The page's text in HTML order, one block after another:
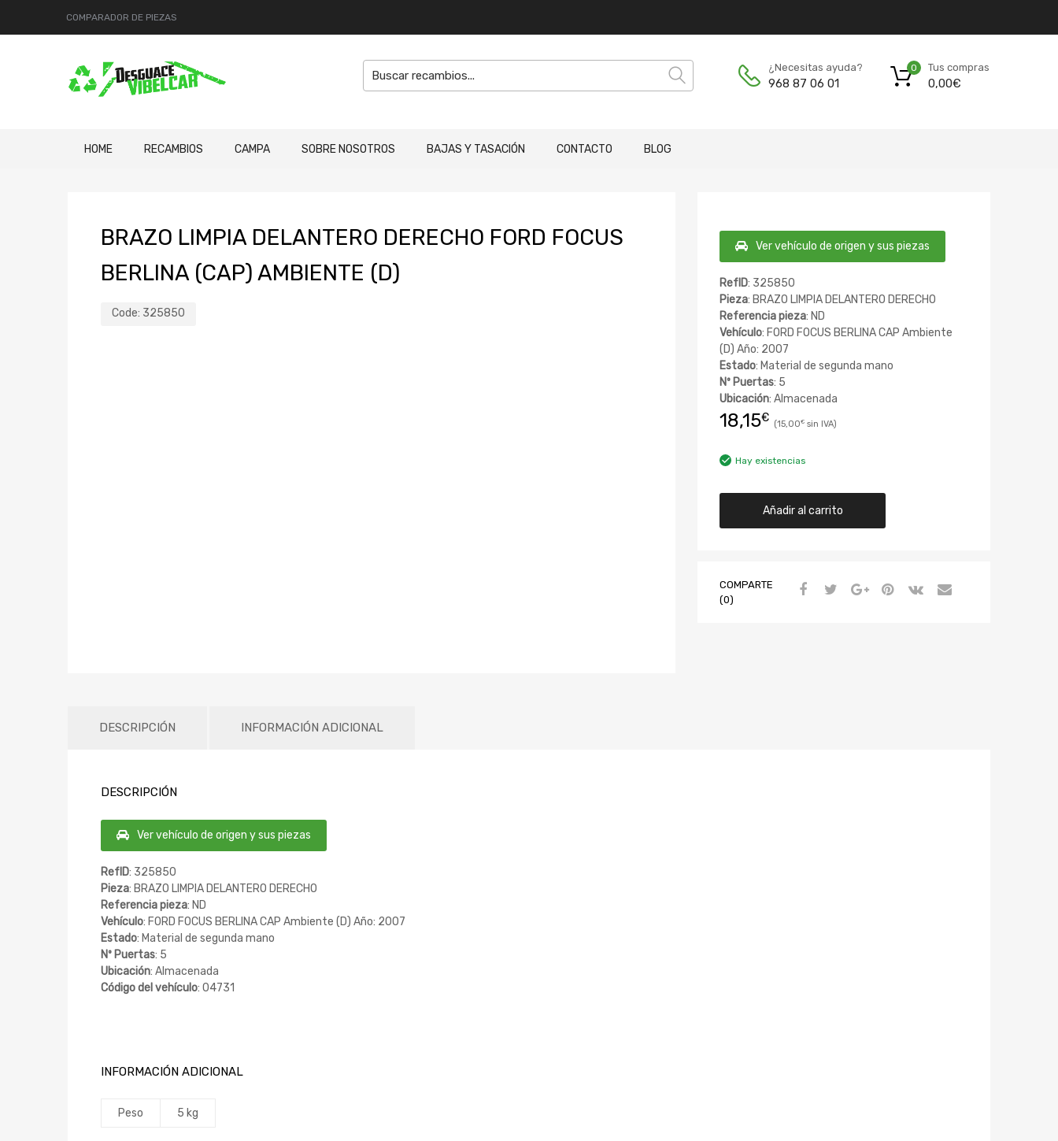
COMPARADOR DE PIEZAS
¿Necesitas ayuda?
968 87 06 01
Tus compras
0,00€
0
HOME RECAMBIOS CAMPA SOBRE NOSOTROS BAJAS Y TASACIÓN CONTACTO BLOG
BRAZO LIMPIA DELANTERO DERECHO FORD FOCUS
BERLINA (CAP) AMBIENTE (D)
Code: 325850
Ver vehículo de origen y sus piezas
RefID: 325850
Pieza: BRAZO LIMPIA DELANTERO DERECHO
Referencia pieza: ND
Vehículo: FORD FOCUS BERLINA CAP Ambiente
(D) Año: 2007
Estado: Material de segunda mano
Nº Puertas: 5
Ubicación: Almacenada
18,15€ 15,00€
Hay existencias
Añadir al carrito
COMPARTE
(0)
DESCRIPCIÓN INFORMACIÓN ADICIONAL
DESCRIPCIÓN
Ver vehículo de origen y sus piezas
RefID: 325850
Pieza: BRAZO LIMPIA DELANTERO DERECHO
Referencia pieza: ND
Vehículo: FORD FOCUS BERLINA CAP Ambiente (D) Año: 2007
Estado: Material de segunda mano
Nº Puertas: 5
Ubicación: Almacenada
Código del vehículo: 04731
INFORMACIÓN ADICIONAL
Peso 5 kg